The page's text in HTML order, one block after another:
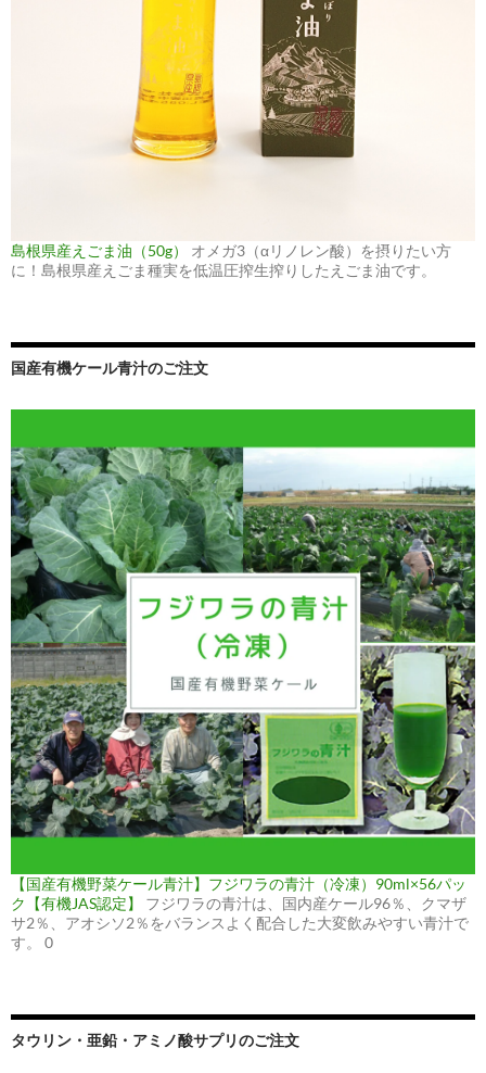
島根県産えごま油（50g）
オメガ3（αリノレン酸）を摂りたい方
に！島根県産えごま種実を低温圧搾生搾りしたえごま油です。
国産有機ケール青汁のご注文
【国産有機野菜ケール青汁】フジワラの青汁（冷凍）90ml×56パッ
ク【有機JAS認定】
フジワラの青汁は、国内産ケール96％、クマザ
サ2％、アオシソ2％をバランスよく配合した大変飲みやすい青汁で
す。 0
タウリン・亜鉛・アミノ酸サプリのご注文